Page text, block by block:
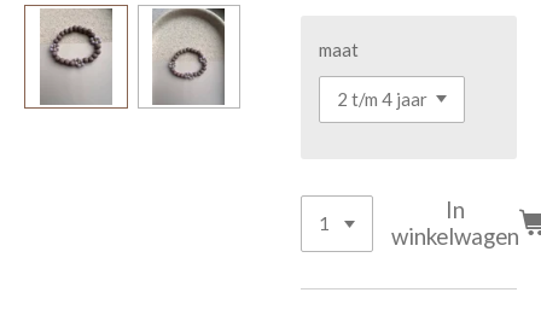
maat
In
winkelwagen